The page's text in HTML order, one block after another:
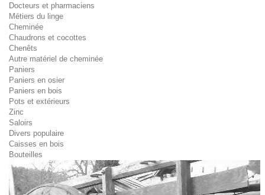
Docteurs et pharmaciens
Métiers du linge
Cheminée
Chaudrons et cocottes
Chenêts
Autre matériel de cheminée
Paniers
Paniers en osier
Paniers en bois
Pots et extérieurs
Zinc
Saloirs
Divers populaire
Caisses en bois
Bouteilles